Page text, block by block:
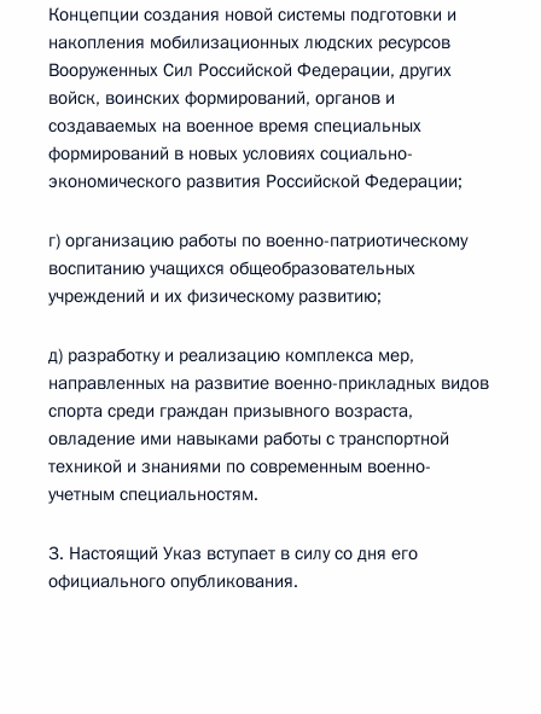
Концепции создания новой системы подготовки и
накопления мобилизационных людских ресурсов
Вооруженных Сил Российской Федерации, других
войск, воинских формирований, органов и
создаваемых на военное время специальных
формирований в новых условиях социально-
экономического развития Российской Федерации;
г) организацию работы по военно-патриотическому
воспитанию учащихся общеобразовательных
учреждений и их физическому развитию;
д) разработку и реализацию комплекса мер,
направленных на развитие военно-прикладных видов
спорта среди граждан призывного возраста,
овладение ими навыками работы с транспортной
техникой и знаниями по современным военно-
учетным специальностям.
3. Настоящий Указ вступает в силу со дня его
официального опубликования.